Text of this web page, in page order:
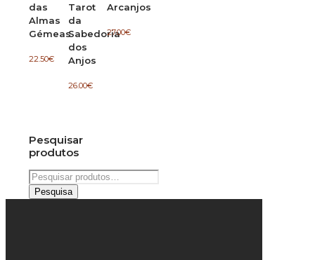
das
Almas
Gémeas
22.50€
Tarot
da
Sabedoria
dos
Anjos
26.00€
Arcanjos
27.00€
Pesquisar
produtos
Pesquisar
por:
Pesquisa